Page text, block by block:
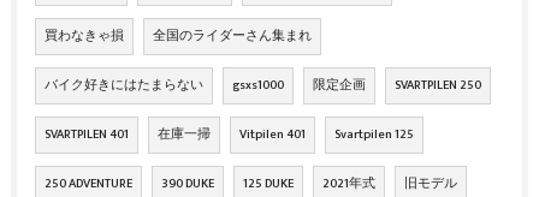
買わなきゃ損 全国のライダーさん集まれ
バイク好きにはたまらない gsxs1000 限定企画 SVARTPILEN 250
SVARTPILEN 401 在庫一掃 Vitpilen 401 Svartpilen 125
250 ADVENTURE 390 DUKE 125 DUKE 2021年式 旧モデル